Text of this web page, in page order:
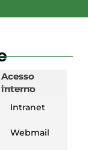
Acesso
interno
Intranet
Webmail